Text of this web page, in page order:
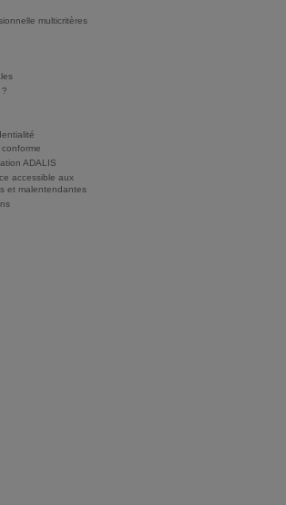
multicritères
?
ADALIS
accessible aux
et malentendantes